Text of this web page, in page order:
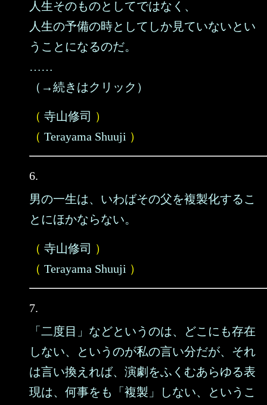
人生そのものとしてではなく、
人生の予備の時としてしか見ていないとい
うことになるのだ。
……
（→続きはクリック）
（ 寺山修司 ）
（ Terayama Shuuji ）
6.
男の一生は、いわばその父を複製化するこ
とにほかならない。
（ 寺山修司 ）
（ Terayama Shuuji ）
7.
「二度目」などというのは、どこにも存在
しない、というのが私の言い分だが、それ
は言い換えれば、演劇をふくむあらゆる表
現は、何事をも「複製」しない、というこ